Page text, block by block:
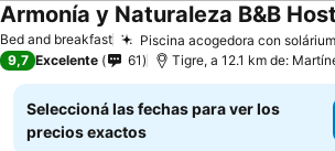
Bed and breakfast Piscina acogedora con solárium
Armonía y Naturaleza B&B
9,7 Excelente 61 Tigre, a 12.1 km de:
Seleccioná las fechas para ver los
precios exactos